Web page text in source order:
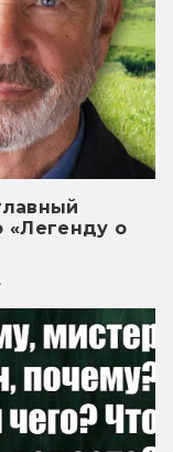
«Легенду о